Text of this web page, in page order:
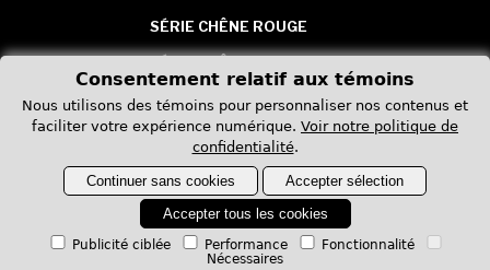
SÉRIE CHÊNE ROUGE
SÉRIE CHÊNE BLANC
TABLES - VERRE, HPL &
CÉRAMIQUE
Consentement relatif aux témoins
Nous utilisons des témoins pour personnaliser nos contenus et
faciliter votre expérience numérique. Voir notre politique de
confidentialité.
Continuer sans cookies
Accepter sélection
Accepter tous les cookies
Publicité ciblée Performance
Fonctionnalité
Nécessaires